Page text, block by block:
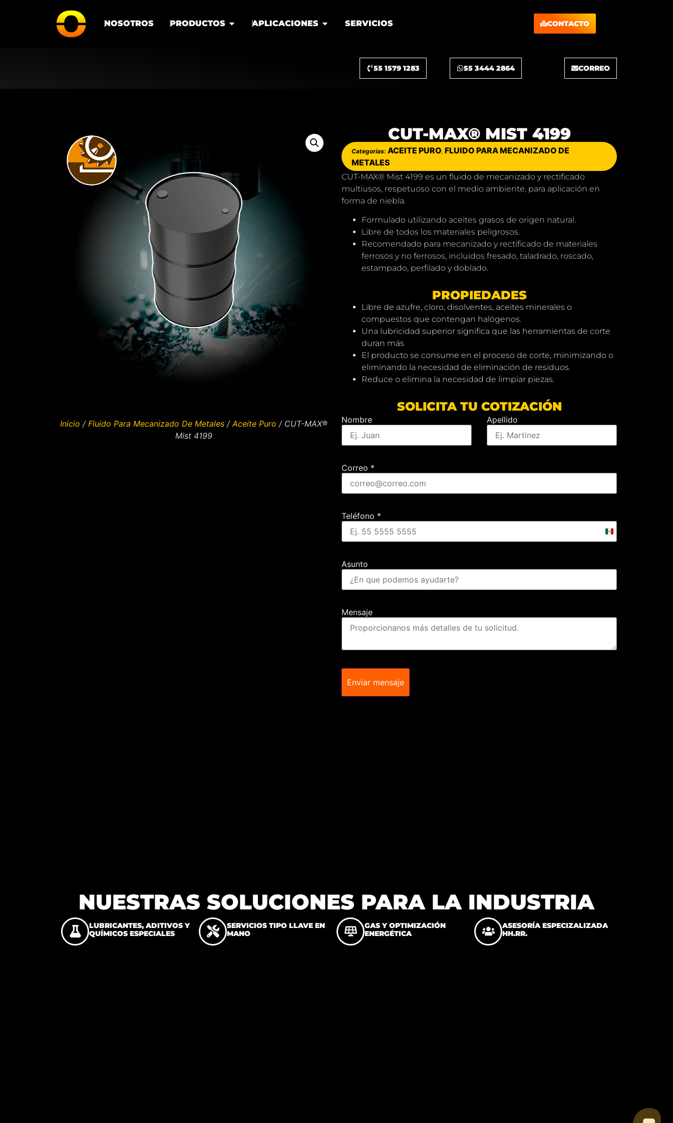
NOSOTROS PRODUCTOS APLICACIONES SERVICIOS CONTACTO
55 1579 1283 55 3444 2864 CORREO
Inicio / Fluido Para Mecanizado De Metales / Aceite Puro / CUT-MAX®
Mist 4199
CUT-MAX® MIST 4199
Categorías: ACEITE PURO, FLUIDO PARA MECANIZADO DE
METALES
CUT-MAX® Mist 4199 es un fluido de mecanizado y rectificado
multiusos, respetuoso con el medio ambiente, para aplicación en
forma de niebla.
Formulado utilizando aceites grasos de origen natural.
Libre de todos los materiales peligrosos.
Recomendado para mecanizado y rectificado de materiales
ferrosos y no ferrosos, incluidos fresado, taladrado, roscado,
estampado, perfilado y doblado.
PROPIEDADES
Libre de azufre, cloro, disolventes, aceites minerales o
compuestos que contengan halógenos.
Una lubricidad superior significa que las herramientas de corte
duran más
El producto se consume en el proceso de corte, minimizando o
eliminando la necesidad de eliminación de residuos.
Reduce o elimina la necesidad de limpiar piezas.
SOLICITA TU COTIZACIÓN
Nombre Apellido
Correo *
Teléfono *
Mexico
Asunto
Mensaje
Enviar mensaje
NUESTRAS SOLUCIONES PARA LA INDUSTRIA
LUBRICANTES, ADITIVOS Y
QUÍMICOS ESPECIALES
SERVICIOS TIPO LLAVE EN
MANO
GAS Y OPTIMIZACIÓN
ENERGÉTICA
ASESORÍA ESPECIZALIZADA
HH.RR.